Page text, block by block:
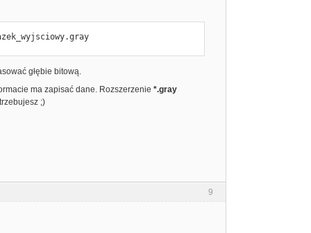
głębie bitową.
ma zapisać dane. Rozszerzenie *.gray
;)
9